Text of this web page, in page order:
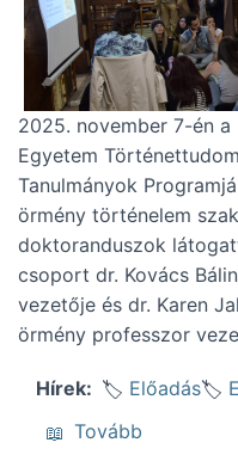
2025. november 7-én a
Egyetem
Tanulmányok
örmény történelem
doktoranduszok
csoport dr. Kovács
vezetője és dr. Karen
örmény professzor
Hírek Előadás
Tovább